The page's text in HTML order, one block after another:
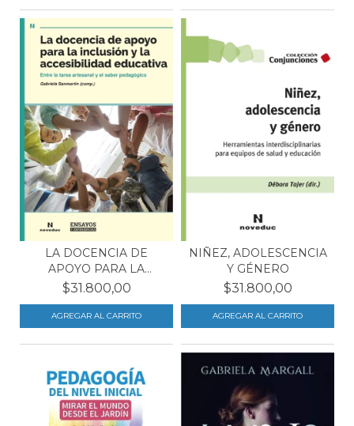
LA DOCENCIA DE
APOYO PARA LA
INCLUSIÓN Y...
$31.800,00
NIÑEZ, ADOLESCENCIA
Y GÉNERO
$31.800,00